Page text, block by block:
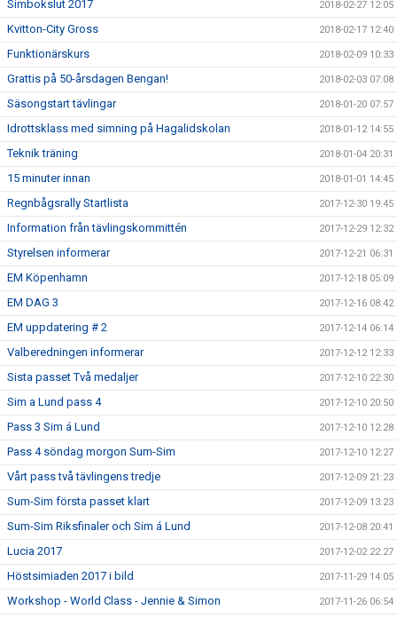
Simbokslut 2017 2018-02-27 12:05
Kvitton-City Gross 2018-02-17 12:40
Funktionärskurs 2018-02-09 10:33
Grattis på 50-årsdagen Bengan! 2018-02-03 07:08
Säsongstart tävlingar 2018-01-20 07:57
Idrottsklass med simning på Hagalidskolan 2018-01-12 14:55
Teknik träning 2018-01-04 20:31
15 minuter innan 2018-01-01 14:45
Regnbågsrally Startlista 2017-12-30 19:45
Information från tävlingskommittén 2017-12-29 12:32
Styrelsen informerar 2017-12-21 06:31
EM Köpenhamn 2017-12-18 05:09
EM DAG 3 2017-12-16 08:42
EM uppdatering # 2 2017-12-14 06:14
Valberedningen informerar 2017-12-12 12:33
Sista passet Två medaljer 2017-12-10 22:30
Sim a Lund pass 4 2017-12-10 20:50
Pass 3 Sim á Lund 2017-12-10 12:28
Pass 4 söndag morgon Sum-Sim 2017-12-10 12:27
Vårt pass två tävlingens tredje 2017-12-09 21:23
Sum-Sim första passet klart 2017-12-09 13:23
Sum-Sim Riksfinaler och Sim á Lund 2017-12-08 20:41
Lucia 2017 2017-12-02 22:27
Höstsimiaden 2017 i bild 2017-11-29 14:05
Workshop - World Class - Jennie & Simon 2017-11-26 06:54